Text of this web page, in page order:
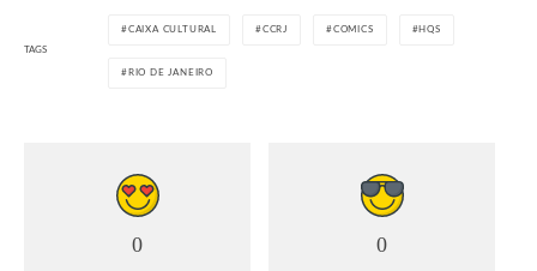
TAGS
CAIXA CULTURAL CCRJ COMICS HQS
RIO DE JANEIRO
0 0